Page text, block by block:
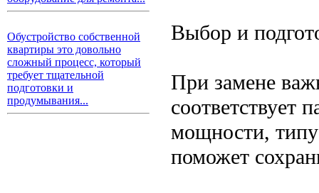
Обустройство собственной
квартиры это довольно
сложный процесс, который
требует тщательной
подготовки и
продумывания...
Выбор и
При замене
соответствует
мощности,
поможет